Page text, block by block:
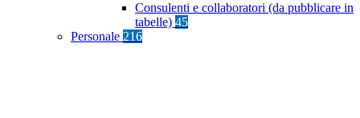
Consulenti e collaboratori (da pubblicare in
tabelle) 45
Personale 216